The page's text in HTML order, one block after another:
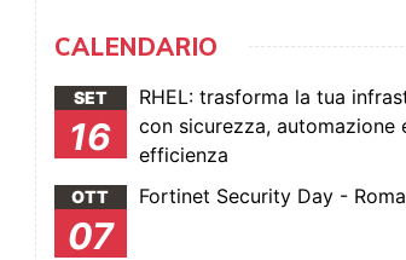
CALENDARIO
SET
16
RHEL: trasforma la tua
con sicurezza, automazione
efficienza
OTT
07
Fortinet Security Day - Roma